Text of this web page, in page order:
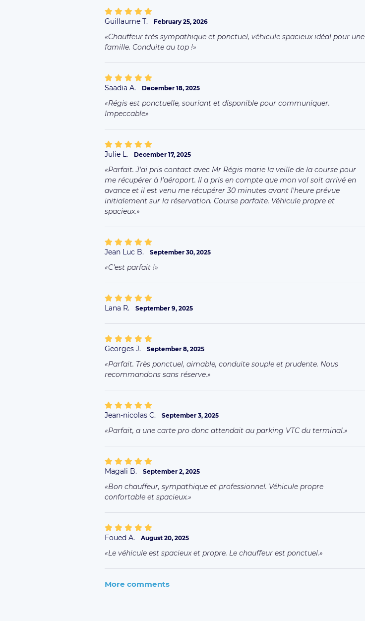
Guillaume T. February 25, 2026
Chauffeur très sympathique et ponctuel, véhicule spacieux idéal pour une
famille. Conduite au top !
Saadia A. December 18, 2025
Régis est ponctuelle, souriant et disponible pour communiquer.
Impeccable
Julie L. December 17, 2025
Parfait. J'ai pris contact avec Mr Régis marie la veille de la course pour
me récupérer à l'aéroport. Il a pris en compte que mon vol soit arrivé en
avance et il est venu me récupérer 30 minutes avant l'heure prévue
initialement sur la réservation. Course parfaite. Véhicule propre et
spacieux.
Jean Luc B. September 30, 2025
C’est parfait !
Lana R. September 9, 2025
Georges J. September 8, 2025
Parfait. Très ponctuel, aimable, conduite souple et prudente. Nous
recommandons sans réserve.
Jean-nicolas C. September 3, 2025
Parfait, a une carte pro donc attendait au parking VTC du terminal.
Magali B. September 2, 2025
Bon chauffeur, sympathique et professionnel. Véhicule propre
confortable et spacieux.
Foued A. August 20, 2025
Le véhicule est spacieux et propre. Le chauffeur est ponctuel.
More comments